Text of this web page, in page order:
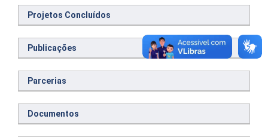
Projetos Concluídos
Publicações
Parcerias
Documentos